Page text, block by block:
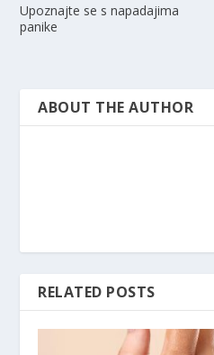
Upoznajte se s napadajima
panike
ABOUT THE AUTHOR
RELATED POSTS